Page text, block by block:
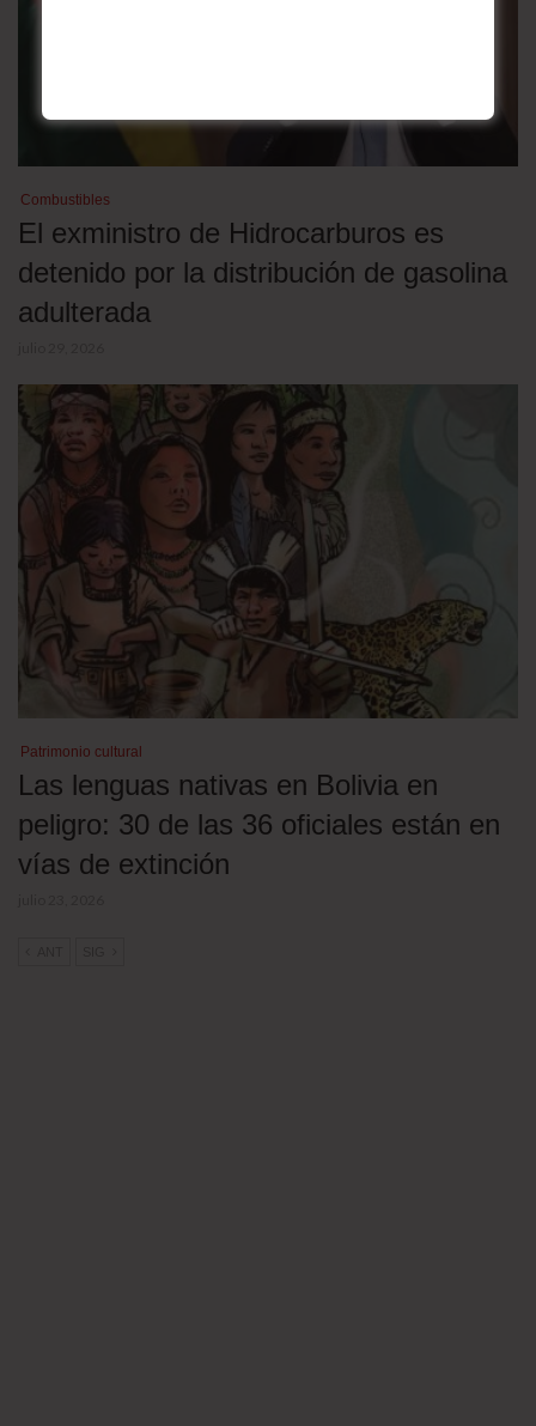
Combustibles
El exministro de Hidrocarburos es
detenido por la distribución de gasolina
adulterada
Patrimonio cultural
Las lenguas nativas en Bolivia en
peligro: 30 de las 36 oficiales están en
vías de extinción